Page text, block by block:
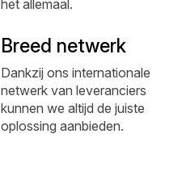
het allemaal.
Breed netwerk
Dankzij ons internationale
netwerk van leveranciers
kunnen we altijd de juiste
oplossing aanbieden.